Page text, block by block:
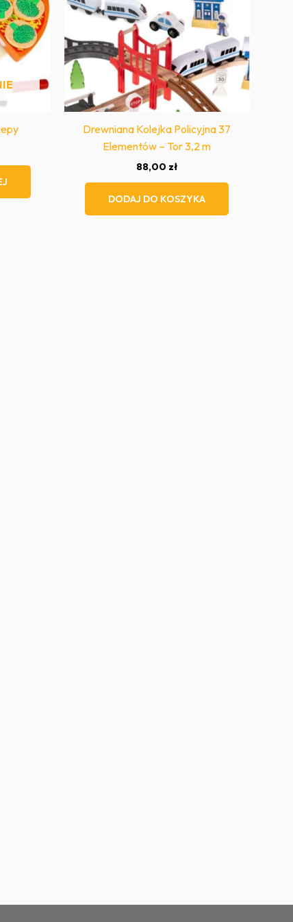
Drewniana Kolejka Policyjna 37
Elementów – Tor 3,2 m
88,00 zł
DODAJ DO KOSZYKA